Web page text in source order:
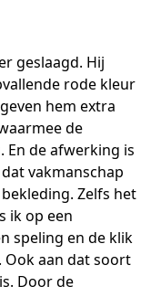
geslaagd. Hij
rode kleur
hem extra
de
En de afwerking is
vakmanschap
Zelfs het
ik op een
speling en de klik
Ook aan dat soort
Door de